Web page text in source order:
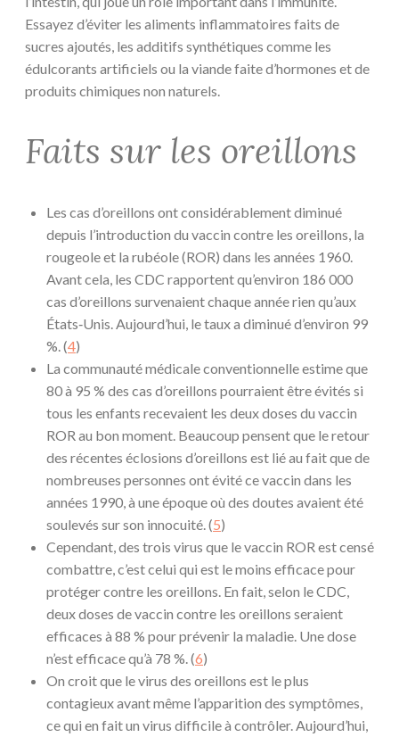
Essayez d’éviter les aliments inflammatoires faits de
sucres ajoutés, les additifs synthétiques comme les
édulcorants artificiels ou la viande faite d’hormones et de
produits chimiques non naturels.
Faits sur les oreillons
Les cas d’oreillons ont considérablement diminué
depuis l’introduction du vaccin contre les oreillons, la
rougeole et la rubéole (ROR) dans les années 1960.
Avant cela, les CDC rapportent qu’environ 186 000
cas d’oreillons survenaient chaque année rien qu’aux
États‑Unis. Aujourd’hui, le taux a diminué d’environ 99
%. (4)
La communauté médicale conventionnelle estime que
80 à 95 % des cas d’oreillons pourraient être évités si
tous les enfants recevaient les deux doses du vaccin
ROR au bon moment. Beaucoup pensent que le retour
des récentes éclosions d’oreillons est lié au fait que de
nombreuses personnes ont évité ce vaccin dans les
années 1990, à une époque où des doutes avaient été
soulevés sur son innocuité. (5)
Cependant, des trois virus que le vaccin ROR est censé
combattre, c’est celui qui est le moins efficace pour
protéger contre les oreillons. En fait, selon le CDC,
deux doses de vaccin contre les oreillons seraient
efficaces à 88 % pour prévenir la maladie. Une dose
n’est efficace qu’à 78 %. (6)
On croit que le virus des oreillons est le plus
contagieux avant même l’apparition des symptômes,
ce qui en fait un virus difficile à contrôler. Aujourd’hui,